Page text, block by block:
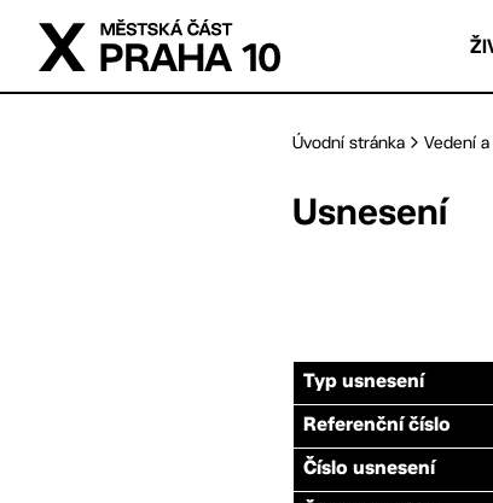
Přejít na hlavní obsah
Úvodní stránka Vedení
Usnesení
Typ usnesení
Referenční číslo
Číslo usnesení